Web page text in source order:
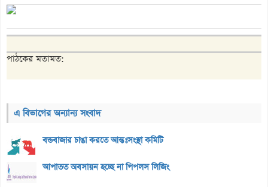
পাঠকের মতামত:
এ বিভাগের অন্যান্য সংবাদ
বন্ডবাজার চাঙা করতে আন্তঃসংস্থা কমিটি
আপাতত অবসায়ন হচ্ছে না পিপলস লিজিং